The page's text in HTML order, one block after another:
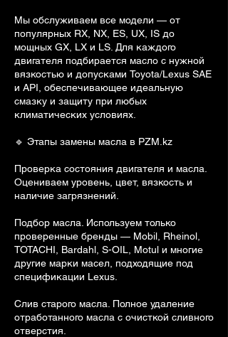
Мы обслуживаем все модели — от
популярных RX, NX, ES, UX, IS до
мощных GX, LX и LS. Для каждого
двигателя подбирается масло с нужной
вязкостью и допусками Toyota/Lexus SAE
и API, обеспечивающее идеальную
смазку и защиту при любых
климатических условиях.
🔹 Этапы замены масла в PZM.kz
Проверка состояния двигателя и масла.
Оцениваем уровень, цвет, вязкость и
наличие загрязнений.
Подбор масла. Используем только
проверенные бренды — Mobil, Rheinol,
TOTACHI, Bardahl, S-OIL, Motul и многие
другие марки масел, подходящие под
спецификации Lexus.
Слив старого масла. Полное удаление
отработанного масла с очисткой сливного
отверстия.